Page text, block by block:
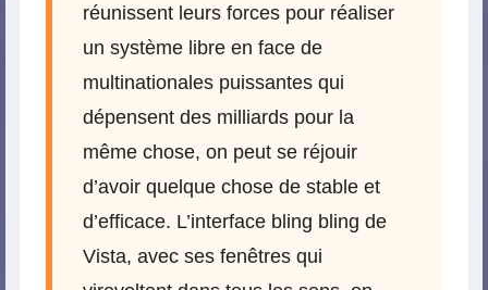
réunissent leurs forces pour réaliser
un système libre en face de
multinationales puissantes qui
dépensent des milliards pour la
même chose, on peut se réjouir
d’avoir quelque chose de stable et
d’efficace. L’interface bling bling de
Vista, avec ses fenêtres qui